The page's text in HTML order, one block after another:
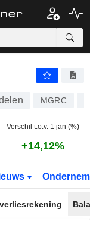
MGRC
Verschil t.o.v. 1 jan (%)
+14,12%